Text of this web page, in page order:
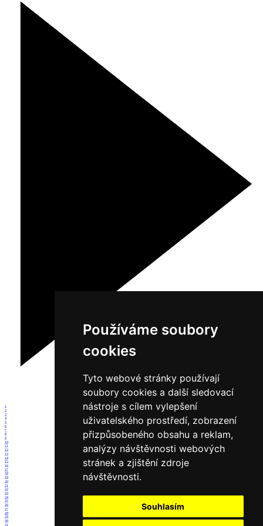
Používáme soubory
cookies
Tyto webové stránky používají
soubory cookies a další sledovací
nástroje s cílem vylepšení
uživatelského prostředí, zobrazení
přizpůsobeného obsahu a reklam,
analýzy návštěvnosti webových
stránek a zjištění zdroje
návštěvnosti.
Souhlasím
1
2
3
4
5
6
7
8
9
10
11
12
13
14
15
16
17
18
19
20
21
22
23
24
25
26
27
28
29
30
31